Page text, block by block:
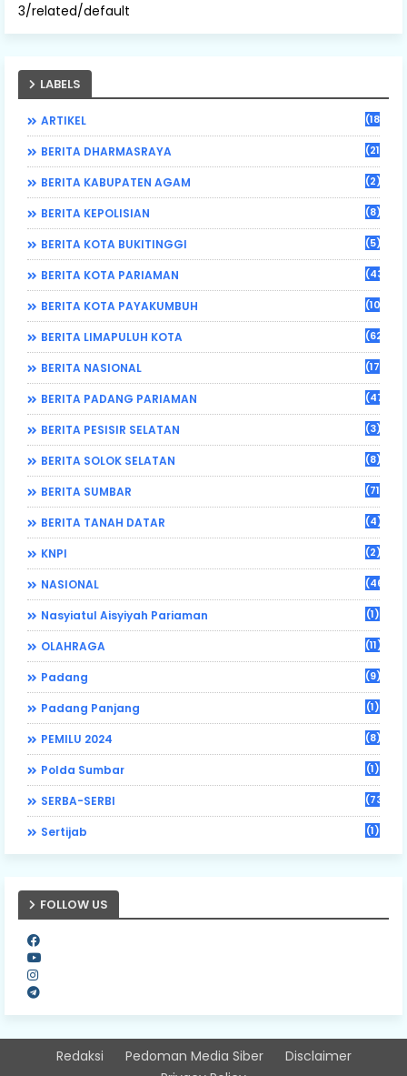
3/related/default
LABELS
ARTIKEL (184)
BERITA DHARMASRAYA (21)
BERITA KABUPATEN AGAM (2)
BERITA KEPOLISIAN (8)
BERITA KOTA BUKITINGGI (5)
BERITA KOTA PARIAMAN (43)
BERITA KOTA PAYAKUMBUH (108)
BERITA LIMAPULUH KOTA (62)
BERITA NASIONAL (17)
BERITA PADANG PARIAMAN (470)
BERITA PESISIR SELATAN (3)
BERITA SOLOK SELATAN (8)
BERITA SUMBAR (71)
BERITA TANAH DATAR (4)
KNPI (2)
NASIONAL (46)
Nasyiatul Aisyiyah Pariaman (1)
OLAHRAGA (11)
Padang (9)
Padang Panjang (1)
PEMILU 2024 (8)
Polda Sumbar (1)
SERBA-SERBI (73)
Sertijab (1)
FOLLOW US
Redaksi Pedoman Media Siber
Disclaimer